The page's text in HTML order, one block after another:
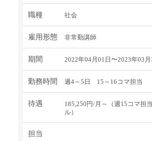
職種 社会
雇用形態 非常勤講師
期間 2022年04月01日〜2023年03月
勤務時間 週4～5日 15～16コマ担当
待遇
185,250円/月～（週15コマ担
ル）
担当